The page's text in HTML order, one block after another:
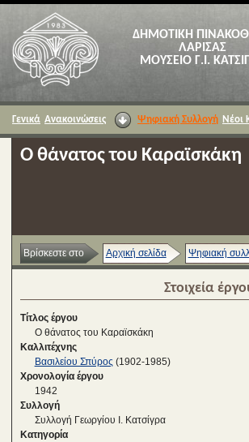
ΔΗΜΟΤΙΚΗ
ΛΑΡΙΣΑΣ
ΜΟΥΣΕΙΟ Γ.Ι.
Γενικά Ανακοινώσεις Ψηφιακή Συλλογή Νέοι
Ο θάνατος του Καραϊσκάκη
Βρίσκεστε στο Αρχική σελίδα Ψηφιακή
Στοιχεία
Τίτλος έργου
Ο θάνατος του Καραϊσκάκη
Καλλιτέχνης
Βασιλείου Σπύρος (1902-1985)
Χρονολογία έργου
1942
Συλλογή
Συλλογή Γεωργίου Ι. Κατσίγρα
Κατηγορία